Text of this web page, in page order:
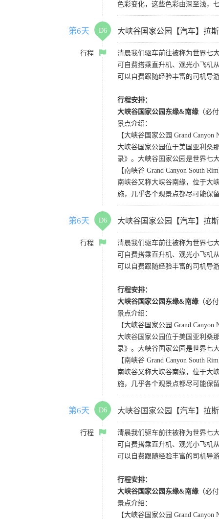
色彩变化，这些色彩由深至浅，
第6天 D6 大峡谷国家公园【汽车】拉
行程
清晨我们驱车前往被称为世界七
可自费搭乘直升机、观光小飞机
可以自费跟随经验丰富的司机导
行程安排：
大峡谷国家公园东缘&南缘 （必
景点介绍：
【大峡谷国家公园 Grand Canyon
大峡谷国家公园位于美国亚利桑
录》。大峡谷国家公园是世界七
【南峡谷 Grand Canyon South
南峡谷又称大峡谷南缘，位于大
施，几乎各个观景点都尽可能保
第6天 D6 大峡谷国家公园【汽车】拉
行程
清晨我们驱车前往被称为世界七
可自费搭乘直升机、观光小飞机
可以自费跟随经验丰富的司机导
行程安排：
大峡谷国家公园东缘&南缘 （必
景点介绍：
【大峡谷国家公园 Grand Canyon
大峡谷国家公园位于美国亚利桑
录》。大峡谷国家公园是世界七
【南峡谷 Grand Canyon South
南峡谷又称大峡谷南缘，位于大
施，几乎各个观景点都尽可能保
第6天 D6 大峡谷国家公园【汽车】拉
行程
清晨我们驱车前往被称为世界七
可自费搭乘直升机、观光小飞机
可以自费跟随经验丰富的司机导
行程安排：
大峡谷国家公园东缘&南缘 （必
景点介绍：
【大峡谷国家公园 Grand Canyon